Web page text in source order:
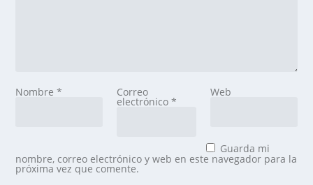
Nombre* Correo
electrónico *
Web
Guarda mi
nombre, correo electrónico y web en este navegador para la
próxima vez que comente.